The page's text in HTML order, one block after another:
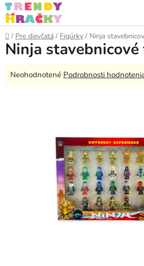
Prejsť
na
obsah
Domov
/ Pre dievčatá / Figúrky / Ninja
Ninja
Priemerné
Neohodnotené Podrobnosti